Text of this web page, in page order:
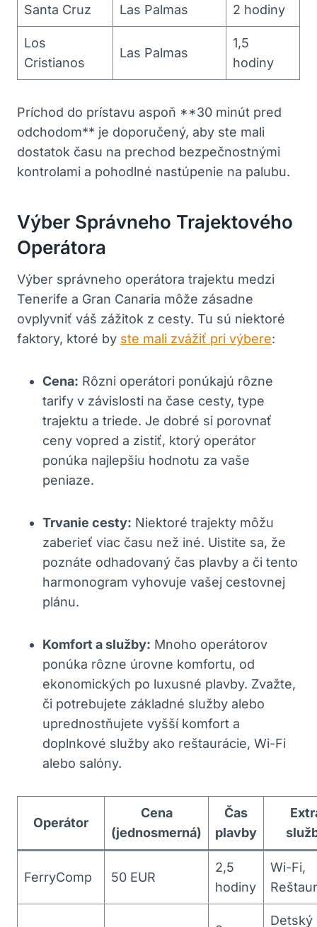
Santa Cruz Las Palmas 2 hodiny
Los
Cristianos
Las Palmas
1,5
hodiny
Príchod do prístavu aspoň **30 minút pred
odchodom** je doporučený, aby ste mali
dostatok času na prechod bezpečnostnými
kontrolami a pohodlné nastúpenie na palubu.
Výber Správneho Trajektového
Operátora
Výber správneho operátora trajektu medzi
Tenerife a Gran Canaria môže zásadne
ovplyvniť váš zážitok z cesty. Tu sú niektoré
faktory, ktoré by ste mali zvážiť pri výbere:
Cena: Rôzni operátori ponúkajú rôzne
tarify v závislosti na čase cesty, type
trajektu a triede. Je dobré si porovnať
ceny vopred a zistiť, ktorý operátor
ponúka najlepšiu hodnotu za vaše
peniaze.
Trvanie cesty: Niektoré trajekty môžu
zaberieť viac času než iné. Uistite sa, že
poznáte odhadovaný čas plavby a či tento
harmonogram vyhovuje vašej cestovnej
plánu.
Komfort a služby: Mnoho operátorov
ponúka rôzne úrovne komfortu, od
ekonomických po luxusné plavby. Zvažte,
či potrebujete základné služby alebo
uprednostňujete vyšší komfort a
doplnkové služby ako reštaurácie, Wi-Fi
alebo salóny.
Operátor
Cena
(jednosmerná)
Čas
plavby
FerryComp 50 EUR
2,5
hodiny
Wi-Fi,
Detský